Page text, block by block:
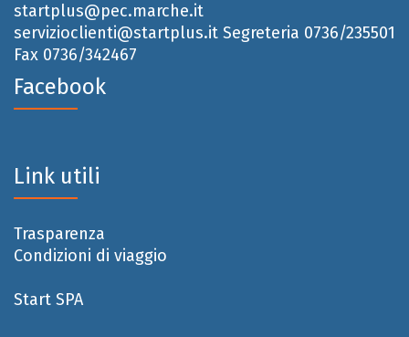
startplus@pec.marche.it
servizioclienti@startplus.it Segreteria 0736/235501
Fax 0736/342467
Facebook
Link utili
Trasparenza
Condizioni di viaggio
Start SPA